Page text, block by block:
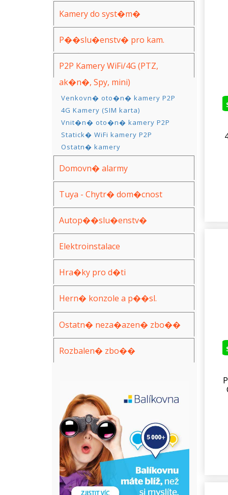
Kamery do syst�m�
(AHD,IP,WiFi)
P��slu�enstv� pro kam.
syst�my
P2P Kamery WiFi/4G (PTZ,
ak�n�, Spy, mini)
Sol�rn� smart IP kamery P2P
Venkovn� oto�n� kamery P2P
4G Kamery (SIM karta)
Vnit�n� oto�n� kamery P2P
Statick� WiFi kamery P2P
Ostatn� kamery
Domovn� alarmy
Tuya - Chytr� dom�cnost
Autop��slu�enstv�
Elektroinstalace
Hra�ky pro d�ti
Hern� konzole a p��sl.
Ostatn� neza�azen� zbo��
Rozbalen� zbo��